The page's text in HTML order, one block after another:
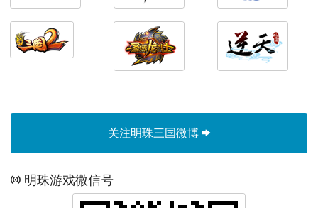
关注明珠三国微博
明珠游戏微信号